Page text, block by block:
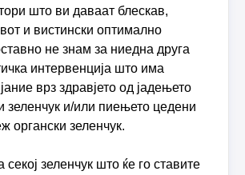
што ви даваат блескав,
и вистински оптимално
не знам за ниедна друга
интервенција што има
врз здравјето од јадењето
зеленчук и/или пиењето цедени
органски зеленчук.
секој зеленчук што ќе го ставите